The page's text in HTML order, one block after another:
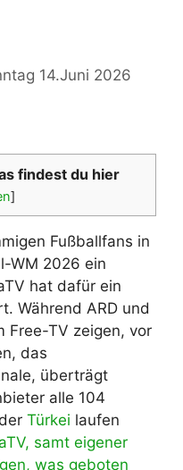
14.Juni 2026
findest du hier
]
Fußballfans in
WM 2026 ein
hat dafür ein
Während ARD und
Free-TV zeigen, vor
das
überträgt
alle 104
Türkei laufen
samt eigener
was geboten